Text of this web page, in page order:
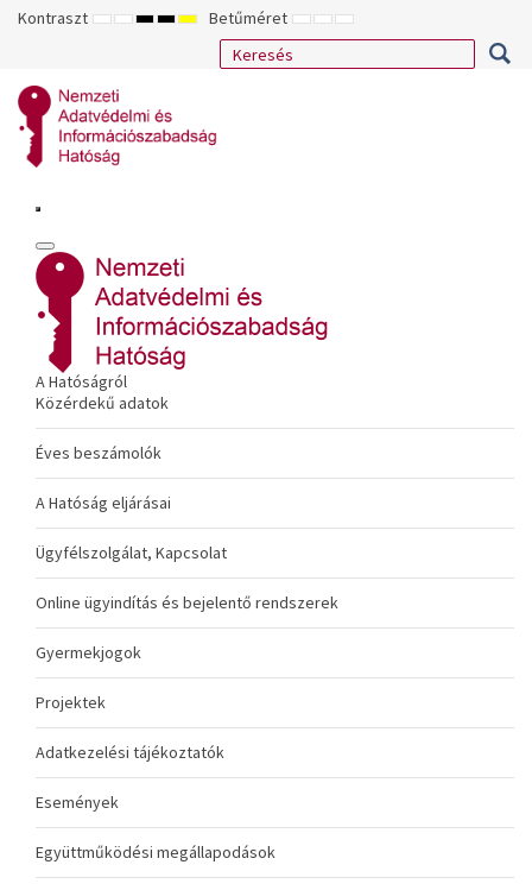
Kontraszt ALAPÉRTELMEZETT
ÉJSZAKAI
NAGY
KONTRASZTÚ
NAGY
KONTRASZTÚ
NAGY
KONTRASZTÚ
SÁRGA
FEKETE
Betűméret KISEBB
BETŰTÍPUS
ALAPÉRTELMEZETT
BETŰMÉRET
NAGYOBB
BETŰMÉRET
A Hatóságról
Közérdekű adatok
Éves beszámolók
A Hatóság eljárásai
Ügyfélszolgálat, Kapcsolat
Online ügyindítás és bejelentő rendszerek
Gyermekjogok
Projektek
Adatkezelési tájékoztatók
Események
Együttműködési megállapodások